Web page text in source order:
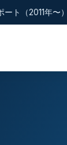
ト（2011年〜）